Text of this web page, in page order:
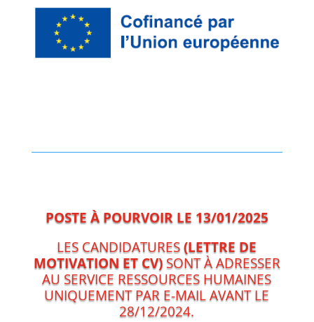
POSTE À POURVOIR LE 13/01/2025
LES CANDIDATURES(LETTRE DE
MOTIVATION ET CV)SONT À ADRESSER
AU SERVICE RESSOURCES HUMAINES
UNIQUEMENT PAR E-MAIL AVANT LE
28/12/2024.